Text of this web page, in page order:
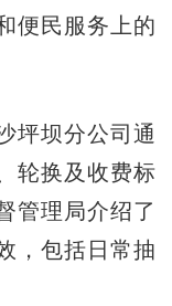
便民服务上的
坝分公司通
轮换及收费标
管理局介绍了
，包括日常抽